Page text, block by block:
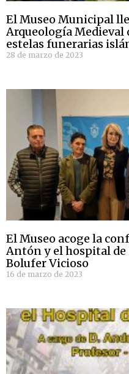
El Museo Municipal
Arqueología Medieval
estelas funerarias
28 de marzo de 2023
El Museo acoge la
Antón y el hospital de
Bolufer Vicioso
16 de marzo de 2023